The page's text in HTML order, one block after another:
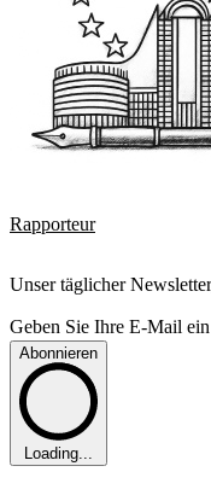
Rapporteur
Unser täglicher
Geben Sie Ihre E-Mail ein
Abonnieren
Loading...